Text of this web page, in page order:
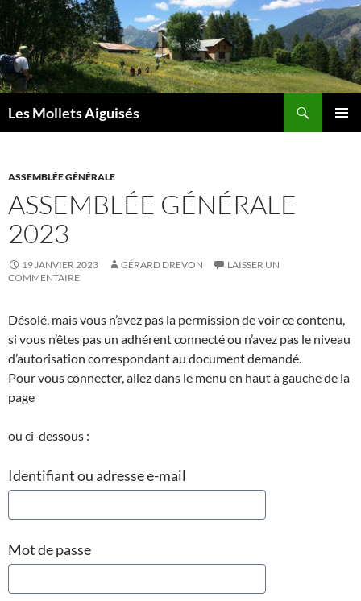
Aller
au
contenu
Les Mollets Aiguisés
ASSEMBLÉE GÉNÉRALE
ASSEMBLÉE GÉNÉRALE
2023
19 JANVIER 2023 GÉRARD DREVON
LAISSER UN
COMMENTAIRE
Désolé, mais vous n’avez pas la permission de voir ce contenu,
si vous n’êtes pas un adhérent connecté ou n’avez pas le niveau
d’autorisation correspondant au document demandé.
Pour vous connecter, allez dans le menu en haut à gauche de la
page
ou ci-dessous :
Identifiant ou adresse e-mail
Mot de passe